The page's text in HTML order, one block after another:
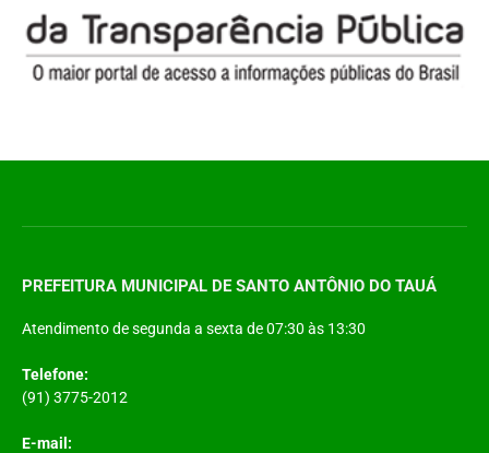
PREFEITURA MUNICIPAL DE SANTO ANTÔNIO DO TAUÁ
Atendimento de segunda a sexta de 07:30 às 13:30
Telefone:
(91) 3775-2012
E-mail: